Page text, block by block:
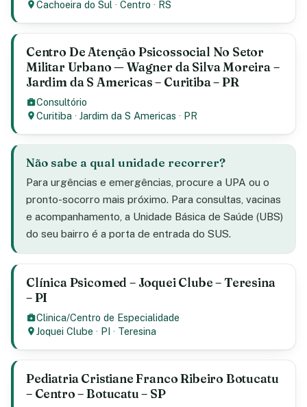
Cachoeira do Sul ·Centro · RS
Centro De Atenção Psicossocial No Setor
Militar Urbano — Wagner da Silva Moreira –
Jardim da S Americas – Curitiba – PR
Consultório
Curitiba ·Jardim da S Americas · PR
Não sabe a qual unidade recorrer?
Para urgências e emergências, procure a UPA ou o
pronto-socorro mais próximo. Para consultas, vacinas
e acompanhamento, a Unidade Básica de Saúde (UBS)
do seu bairro é a porta de entrada do SUS.
Clínica Psicomed – Joquei Clube – Teresina
– PI
Clinica/Centro de Especialidade
Joquei Clube · PI · Teresina
Pediatria Cristiane Franco Ribeiro Botucatu
– Centro – Botucatu – SP